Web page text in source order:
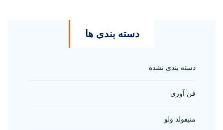
دسته بندی ها
دسته بندی نشده
فن آوری
منیفولد ولو